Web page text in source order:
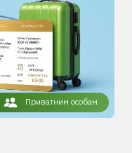
Приватним особам